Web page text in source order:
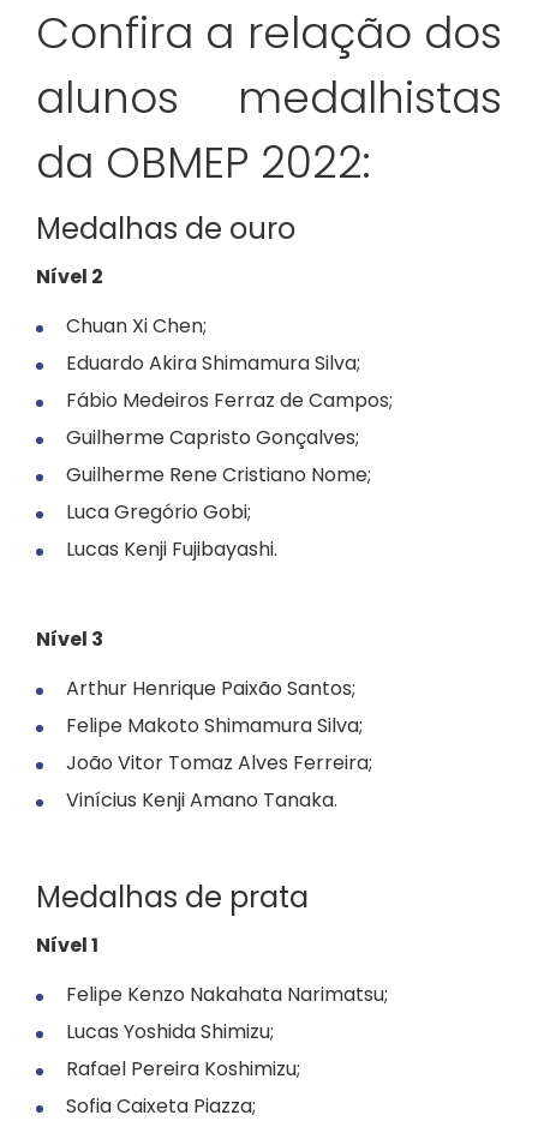
Confira a relação dos
alunos medalhistas
da OBMEP 2022:
Medalhas de ouro
Nível 2
Chuan Xi Chen;
Eduardo Akira Shimamura Silva;
Fábio Medeiros Ferraz de Campos;
Guilherme Capristo Gonçalves;
Guilherme Rene Cristiano Nome;
Luca Gregório Gobi;
Lucas Kenji Fujibayashi.
Nível 3
Arthur Henrique Paixão Santos;
Felipe Makoto Shimamura Silva;
João Vitor Tomaz Alves Ferreira;
Vinícius Kenji Amano Tanaka.
Medalhas de prata
Nível 1
Felipe Kenzo Nakahata Narimatsu;
Lucas Yoshida Shimizu;
Rafael Pereira Koshimizu;
Sofia Caixeta Piazza;